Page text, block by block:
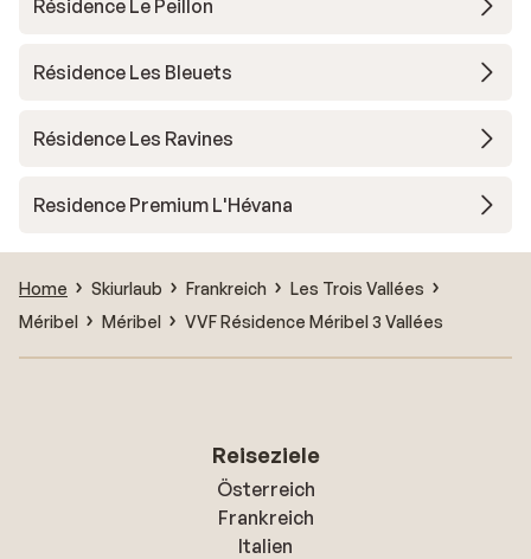
Résidence Le Peillon
Résidence Les Bleuets
Résidence Les Ravines
Residence Premium L'Hévana
Home Skiurlaub Frankreich
Les Trois Vallées
Méribel
Méribel VVF Résidence Méribel 3 Vallées
Reiseziele
Österreich
Frankreich
Italien